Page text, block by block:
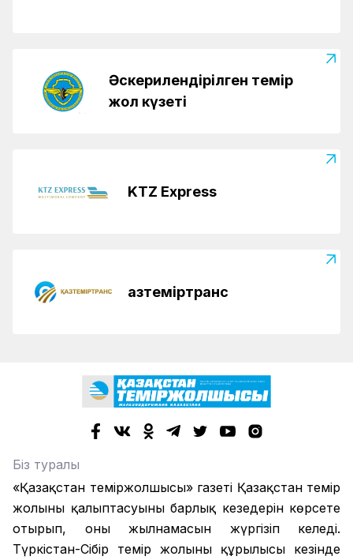
Әскерилендірілген темір
жол күзеті
KTZ Express
Қазтеміртранс
Біз туралы
«Қазақстан теміржолшысы» газеті Қазақстан темір
жолының қалыптасуының барлық кезеңдерін көрсете
отырып, оның жылнамасын жүргізіп келеді.
Түркістан-Сібір темір жолының құрылысы кезінде